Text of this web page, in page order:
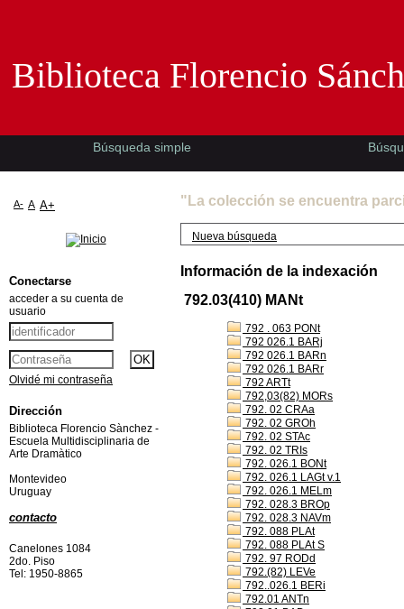
"La colección se encuentra
Nueva búsqueda
Información de la indexación
792.03(410) MANt
792 . 063 PONt
792 026.1 BARj
792 026.1 BARn
792 026.1 BARr
792 ARTt
792,03(82) MORs
792. 02 CRAa
792. 02 GROh
792. 02 STAc
792. 02 TRIs
792. 026.1 BONt
792. 026.1 LAGt v.1
792. 026.1 MELm
792. 028.3 BROp
792. 028.3 NAVm
792. 088 PLAt
792. 088 PLAt S
792. 97 RODd
792.(82) LEVe
792..026.1 BERi
792.01 ANTn
Biblioteca Florencio
Búsqueda simple
A- A A+
Conectarse
acceder a su cuenta de
usuario
Olvidé mi contraseña
Dirección
Biblioteca Florencio Sànchez -
Escuela Multidisciplinaria de
Arte Dramàtico
Montevideo
Uruguay
contacto
Canelones 1084
2do. Piso
Tel: 1950-8865